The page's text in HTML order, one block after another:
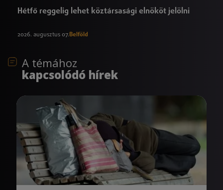
Hétfő reggelig lehet köztársasági elnököt jelölni
2026. augusztus 07.Belföld
A témához
kapcsolódó hírek